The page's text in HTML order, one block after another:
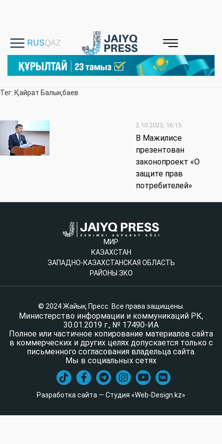
Тег: Қайрат Балықбаев
2.10.2023, 16:15
В Мажилисе
презентован
законопроект «О
защите прав
потребителей»
МИР
КАЗАХСТАН
ЗАПАДНО-КАЗАХСТАНСКАЯ ОБЛАСТЬ
РАЙОНЫ ЗКО
© 2024 Жайық Пресс. Все права защищены.
Министерство информации и коммуникаций РК,
30.01.2019 г., № 17490-ИА
Полное или частичное копирование материалов сайта
в коммерческих и других целях допускается только с
письменного согласования владельца сайта.
Мы в социальных сетях
Разработка сайта — Студия «Web-Design.kz»